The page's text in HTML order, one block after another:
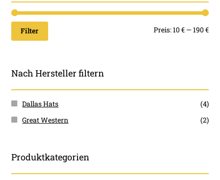
Filter Preis:10 € —190 €
Nach Hersteller filtern
Dallas Hats
(4)
Great Western
(2)
Produktkategorien